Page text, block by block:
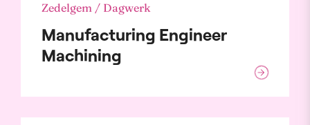
Zedelgem / Dagwerk
Manufacturing Engineer
Machining